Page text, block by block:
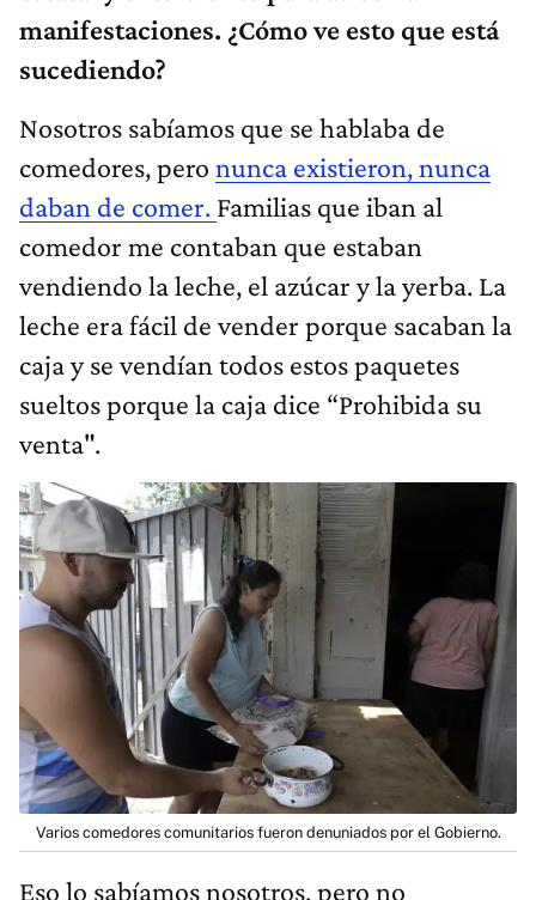
manifestaciones. ¿Cómo ve esto que está
sucediendo?
Nosotros sabíamos que se hablaba de
comedores, pero nunca existieron, nunca
daban de comer. Familias que iban al
comedor me contaban que estaban
vendiendo la leche, el azúcar y la yerba. La
leche era fácil de vender porque sacaban la
caja y se vendían todos estos paquetes
sueltos porque la caja dice “Prohibida su
venta".
Varios comedores comunitarios fueron denuniados por el Gobierno.
Eso lo sabíamos nosotros, pero no